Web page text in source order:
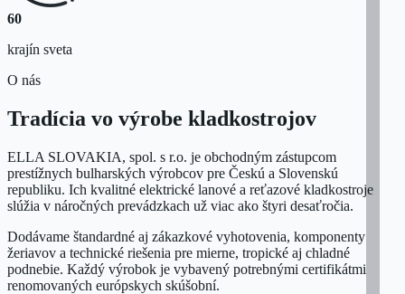
60
krajín sveta
O nás
Tradícia vo výrobe kladkostrojov
ELLA SLOVAKIA, spol. s r.o. je obchodným zástupcom
prestížnych bulharských výrobcov pre Českú a Slovenskú
republiku. Ich kvalitné elektrické lanové a reťazové kladkostroje
slúžia v náročných prevádzkach už viac ako štyri desaťročia.
Dodávame štandardné aj zákazkové vyhotovenia, komponenty
žeriavov a technické riešenia pre mierne, tropické aj chladné
podnebie. Každý výrobok je vybavený potrebnými certifikátmi
renomovaných európskych skúšobní.